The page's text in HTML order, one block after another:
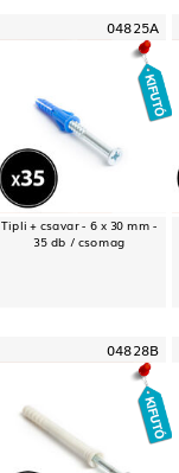
04825A
Tipli + csavar - 6 x 30 mm -
35 db / csomag
04828B